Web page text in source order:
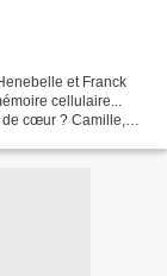
et Franck
cellulaire...
cœur ? Camille,